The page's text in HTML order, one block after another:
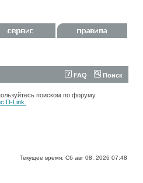
FAQ Поиск
поиском по форуму.
D-Link.
Текущее время: Сб авг 08, 2026 07:48